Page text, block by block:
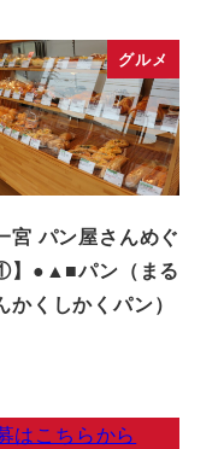
グルメ
宮 パン屋さんめぐ
】●▲■パン（まる
かくしかくパン）
はこちらから